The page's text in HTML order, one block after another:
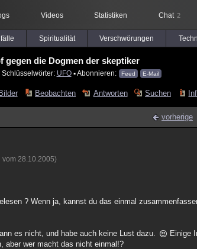
Videos Statistiken Chat 2
Spiritualität Verschwörungen
gegen die Dogmen der skeptiker
Schlüsselwörter: UFO▪ Abonnieren: Feed E-Mail
Beobachten Antworten Suchen
vorherige
vom 28.10.2005)
? Wenn ja, kannst du das einmal
es nicht, und habe auch keine Lust dazu.
Einige
aber wer macht das nicht einmal!?